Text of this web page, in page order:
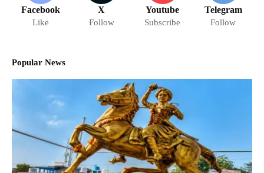
Facebook
Like
X
Follow
Youtube
Subscribe
Telegram
Follow
Popular News